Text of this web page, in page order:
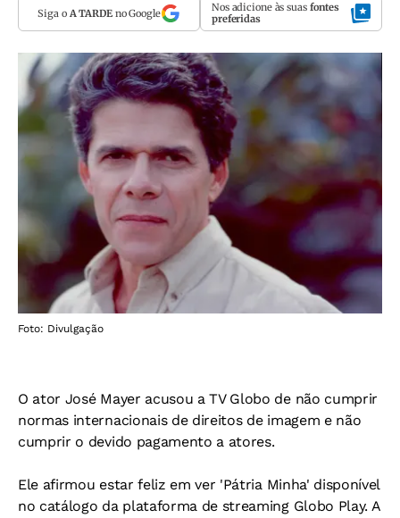
Siga o A TARDEno Google Nos adicione às suas fontes
preferidas
Foto: Divulgação
O ator José Mayer acusou a TV Globo de não cumprir
normas internacionais de direitos de imagem e não
cumprir o devido pagamento a atores.
Ele afirmou estar feliz em ver 'Pátria Minha' disponível
no catálogo da plataforma de streaming Globo Play. A